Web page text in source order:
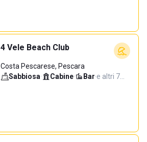
4 Vele Beach Club
Costa Pescarese, Pescara
Sabbiosa· Cabine· Bar·e altri 7…